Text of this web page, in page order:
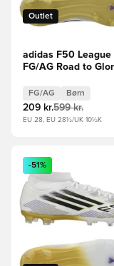
Outlet
adidas F50 League
FG/AG Road to
FG/AG Børn
209 kr.599 kr.
EU 28, EU 28½/UK 10½K
Åbner en Modal
-51%